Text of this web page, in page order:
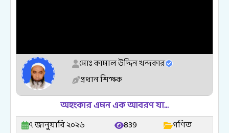
মোঃ কামাল উদ্দিন খন্দকার
প্রধান শিক্ষক
অহংকার এমন এক আবরণ যা…
৭ জানুয়ারি ২০২৬ 839 গণিত